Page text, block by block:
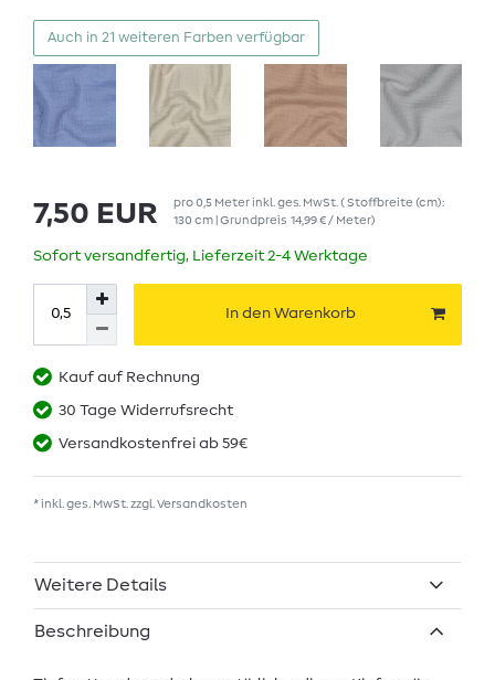
Auch in 21 weiteren Farben verfügbar
7,50 EUR pro0,5 Meterinkl. ges. MwSt. ( Stoffbreite (cm):
130 cm | Grundpreis 14,99 € / Meter)
Sofort versandfertig, Lieferzeit 2-4 Werktage
In den Warenkorb
Kauf auf Rechnung
30 Tage Widerrufsrecht
Versandkostenfrei ab 59€
* inkl. ges. MwSt. zzgl. Versandkosten
Weitere Details
Beschreibung